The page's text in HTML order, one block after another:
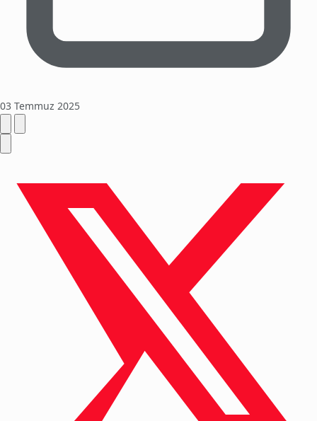
03 Temmuz 2025